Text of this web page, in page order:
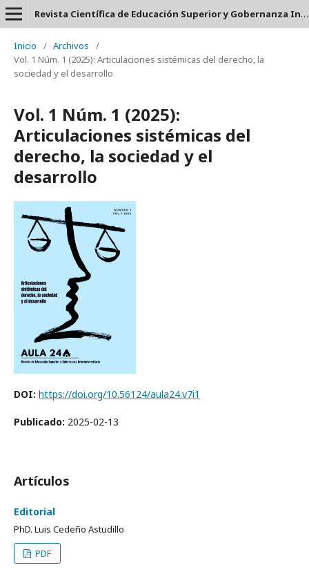
Revista Científica de Educación Superior y Gobernanza Interuniversitaria Aula 24 - ISSN: 2953-660X
Inicio / Archivos
/
Vol. 1 Núm. 1 (2025): Articulaciones sistémicas del derecho, la
sociedad y el desarrollo
Vol. 1 Núm. 1 (2025):
Articulaciones sistémicas del
derecho, la sociedad y el
desarrollo
DOI: https://doi.org/10.56124/aula24.v7i1
Publicado: 2025-02-13
Artículos
Editorial
PhD. Luis Cedeño Astudillo
PDF